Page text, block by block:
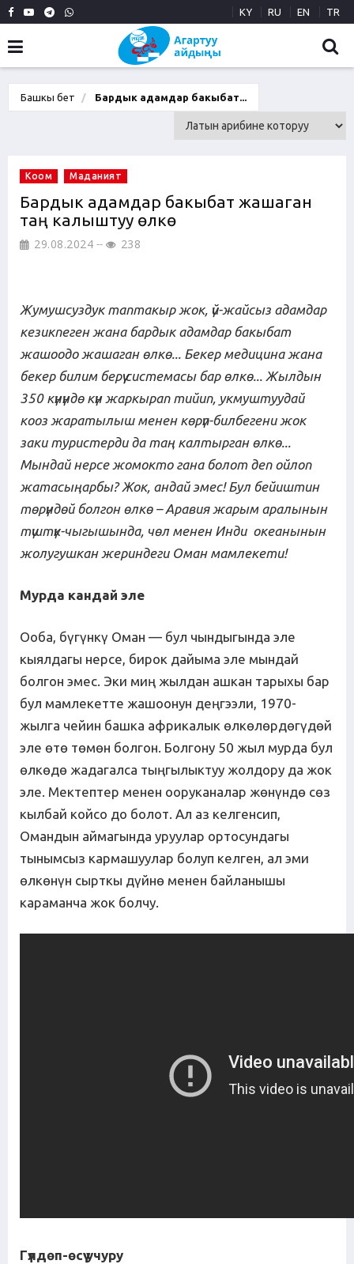
KY RU EN TR
Башкы бет Бардык адамдар бакыбат...
Коом Маданият
Бардык адамдар бакыбат жашаган
таң калыштуу өлкө
29.08.2024 238
Жумушсуздук таптакыр жок, үй-жайсыз адамдар
кезикпеген жана бардык адамдар бакыбат
жашоодо жашаган өлкө... Бекер медицина жана
бекер билим берүү системасы бар өлкө... Жылдын
350 күнүндө күн жаркырап тийип, укмуштуудай
кооз жаратылыш менен көрүп-билбегени жок
заки туристерди да таң калтырган өлкө...
Мындай нерсе жомокто гана болот деп ойлоп
жатасыңарбы? Жок, андай эмес! Бул бейиштин
төрүндөй болгон өлкө – Аравия жарым аралынын
түштүк-чыгышында, чөл менен Инди океанынын
жолугушкан жериндеги Оман мамлекети!
Мурда кандай эле
Ооба, бүгүнкү Оман — бул чындыгында эле
кыялдагы нерсе, бирок дайыма эле мындай
болгон эмес. Эки миң жылдан ашкан тарыхы бар
бул мамлекетте жашоонун деңгээли, 1970-
жылга чейин башка африкалык өлкөлөрдөгүдөй
эле өтө төмөн болгон. Болгону 50 жыл мурда бул
өлкөдө жадагалса тыңгылыктуу жолдору да жок
эле. Мектептер менен ооруканалар жөнүндө сөз
кылбай койсо до болот. Ал аз келгенсип,
Омандын аймагында уруулар ортосундагы
тынымсыз кармашуулар болуп келген, ал эми
өлкөнүн сырткы дүйнө менен байланышы
караманча жок болчу.
Гүлдөп-өсүү учуру